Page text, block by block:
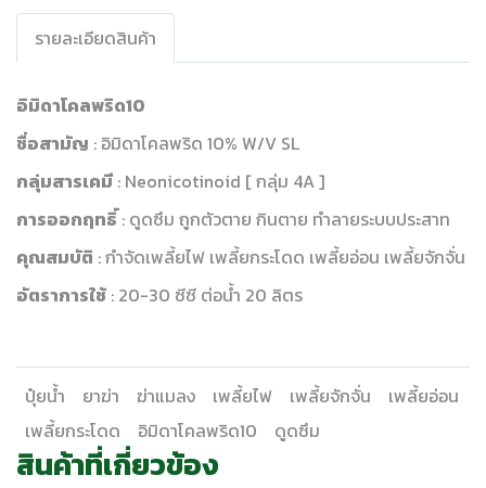
รายละเอียดสินค้า
อิมิดาโคลพริด10
ชื่อสามัญ : อิมิดาโคลพริด 10% W/V SL
กลุ่มสารเคมี : Neonicotinoid [ กลุ่ม 4A ]
การออกฤทธิ์: ดูดซึม ถูกตัวตาย กินตาย ทำลายระบบประสาท
คุณสมบัติ : กำจัดเพลี้ยไฟ เพลี้ยกระโดด เพลี้ยอ่อน เพลี้ยจักจั่น
อัตราการใช้ : 20-30 ซีซี ต่อน้ำ 20 ลิตร
ปุ๋ยน้ำ ยาฆ่า ฆ่าแมลง เพลี้ยไฟ เพลี้ยจักจั่น
เพลี้ยอ่อน
เพลี้ยกระโดด
อิมิดาโคลพริด10 ดูดซึม
สินค้าที่เกี่ยวข้อง